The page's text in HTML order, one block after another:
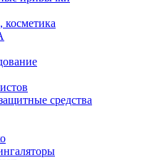
средства